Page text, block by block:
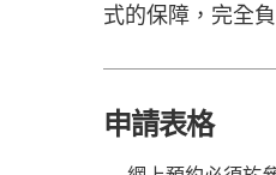
式的保障，完全
申請表格